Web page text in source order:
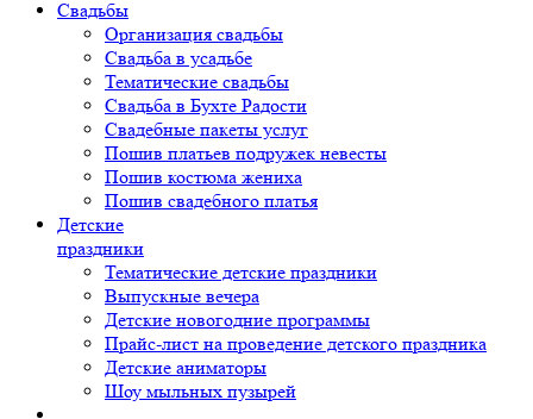
Свадьбы
Организация свадьбы
Свадьба в усадьбе
Тематические свадьбы
Свадьба в Бухте Радости
Свадебные пакеты услуг
Пошив платьев подружек невесты
Пошив костюма жениха
Пошив свадебного платья
Детские
праздники
Тематические детские праздники
Выпускные вечера
Детские новогодние программы
Прайс-лист на проведение детского праздника
Детские аниматоры
Шоу мыльных пузырей